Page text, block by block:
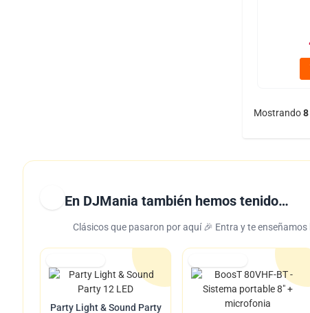
Mostrando8
En DJMania también hemos tenido…
Clásicos que pasaron por aquí 🎉 Entra y te
Party Light & Sound Party